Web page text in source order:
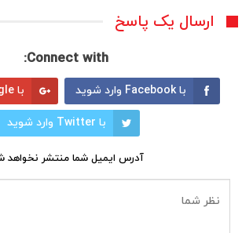
ارسال یک پاسخ
Connect with:
با Facebook وارد شوید با Google وارد شوید
با Twitter وارد شوید
آدرس ایمیل شما منتشر نخواهد